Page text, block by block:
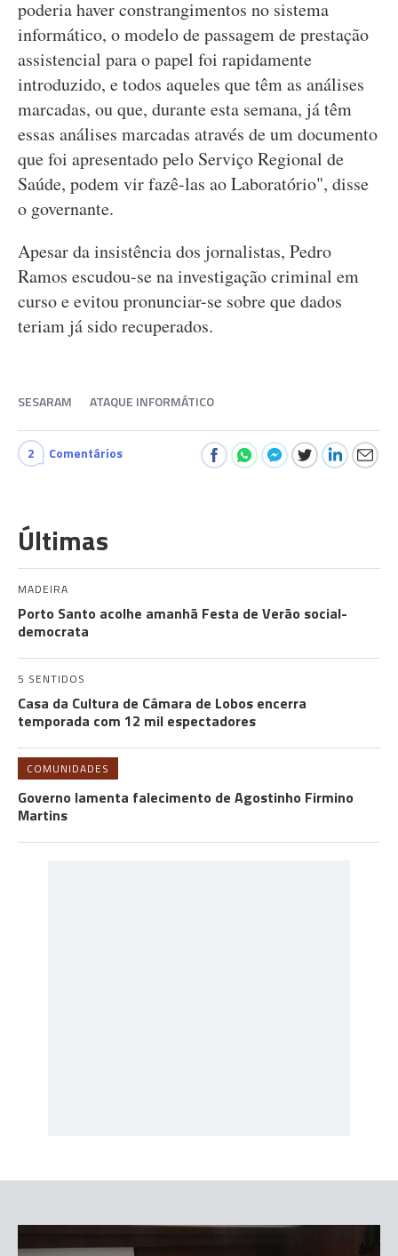
poderia haver constrangimentos no sistema
informático, o modelo de passagem de prestação
assistencial para o papel foi rapidamente
introduzido, e todos aqueles que têm as análises
marcadas, ou que, durante esta semana, já têm
essas análises marcadas através de um documento
que foi apresentado pelo Serviço Regional de
Saúde, podem vir fazê-las ao Laboratório", disse
o governante.
Apesar da insistência dos jornalistas, Pedro
Ramos escudou-se na investigação criminal em
curso e evitou pronunciar-se sobre que dados
teriam já sido recuperados.
SESARAM ATAQUE INFORMÁTICO
2 Comentários
Últimas
MADEIRA
Porto Santo acolhe amanhã Festa de Verão social-
democrata
5 SENTIDOS
Casa da Cultura de Câmara de Lobos encerra
temporada com 12 mil espectadores
COMUNIDADES
Governo lamenta falecimento de Agostinho Firmino
Martins